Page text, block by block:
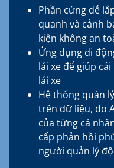
Phần cứng dễ
quanh và cảnh
kiện không an
Ứng dụng di
lái xe để giúp
lái xe
Hệ thống quản
trên dữ liệu, do
của từng cá
cấp phản hồi
người quản lý